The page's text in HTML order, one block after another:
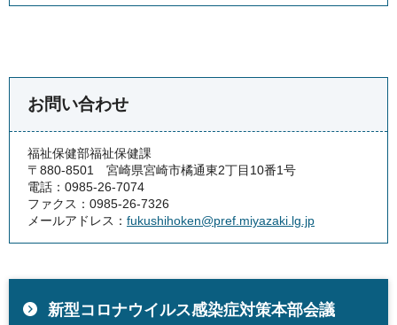
お問い合わせ
福祉保健部福祉保健課
〒880-8501 宮崎県宮崎市橘通東2丁目10番1号
電話：0985-26-7074
ファクス：0985-26-7326
メールアドレス： fukushihoken@pref.miyazaki.lg.jp
新型コロナウイルス感染症対策本部会議